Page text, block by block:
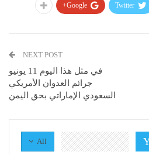
Twitter
Google+
NEXT POST
في مثل هذا اليوم 11 يونيو
جرائم العدوان الأمريكي
السعودي الإماراتي بحق اليمن
All